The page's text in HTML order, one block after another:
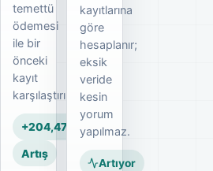
temettü
ödemesi
ile bir
önceki
kayıt
karşılaştırılır.
+204,47%
Artış
kayıtlarına
göre
hesaplanır;
eksik
veride
kesin
yorum
yapılmaz.
Artıyor